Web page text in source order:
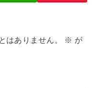
はありません。 ※ が